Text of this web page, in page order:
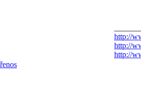
http://
http://
http://